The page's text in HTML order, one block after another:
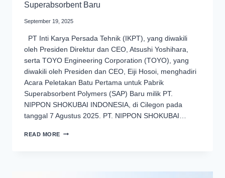
Superabsorbent Baru
September 19, 2025
PT Inti Karya Persada Tehnik (IKPT), yang diwakili
oleh Presiden Direktur dan CEO, Atsushi Yoshihara,
serta TOYO Engineering Corporation (TOYO), yang
diwakili oleh Presiden dan CEO, Eiji Hosoi, menghadiri
Acara Peletakan Batu Pertama untuk Pabrik
Superabsorbent Polymers (SAP) Baru milik PT.
NIPPON SHOKUBAI INDONESIA, di Cilegon pada
tanggal 7 Agustus 2025. PT. NIPPON SHOKUBAI…
READ MORE ACARA